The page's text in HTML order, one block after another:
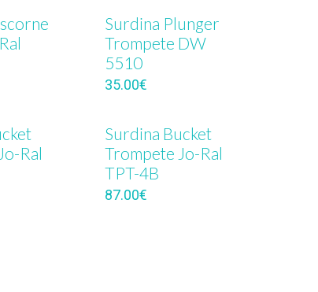
Surdina Plunger
Trompete DW
5510
35.00€
Ral
Surdina Bucket
Trompete Jo-Ral
TPT-4B
87.00€